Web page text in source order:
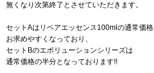
無くなり次第終了とさせていただきます。
セットAはリペアエッセンス100mlの通常価格
お求めやすくなっており、
セットBのエボリューションシリーズは
通常価格の半分となっております!!